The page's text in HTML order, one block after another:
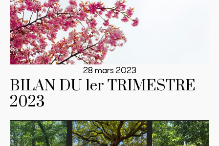
28 mars 2023
BILAN DU 1er TRIMESTRE
2023